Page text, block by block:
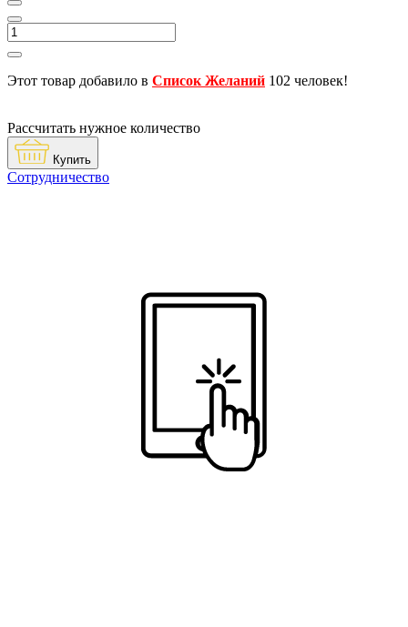
Этот товар добавило в Список Желаний 102 человек!
Рассчитать нужное количество
Купить
Сотрудничество